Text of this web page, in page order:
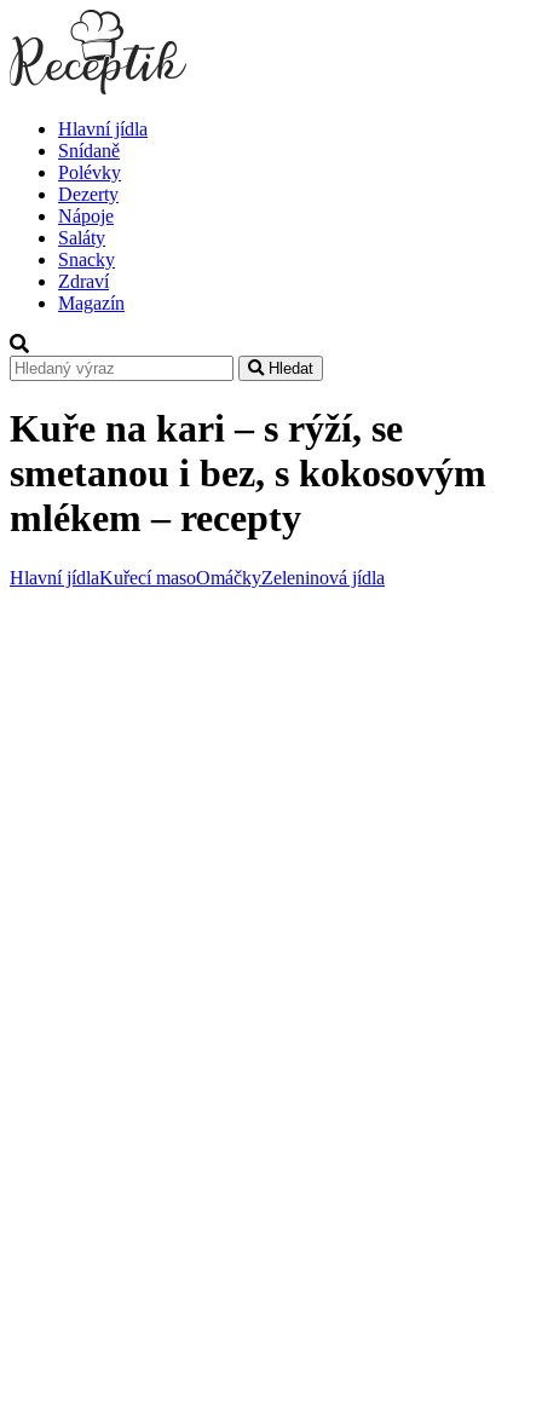
Hlavní jídla
Snídaně
Polévky
Dezerty
Nápoje
Saláty
Snacky
Zdraví
Magazín
Hledat
Kuře na kari – s rýží, se
smetanou i bez, s kokosovým
mlékem – recepty
Hlavní jídlaKuřecí masoOmáčkyZeleninová jídla